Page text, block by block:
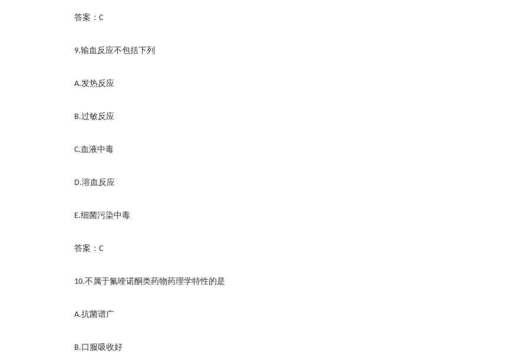
答案：C
9.输血反应不包括下列
A.发热反应
B.过敏反应
C. 血液中毒
D.溶血反应
E.细菌污染中毒
答案：C
10.不属于氟喹诺酮类药物药理学特性的是
A.抗菌谱广
B. 口服吸收好